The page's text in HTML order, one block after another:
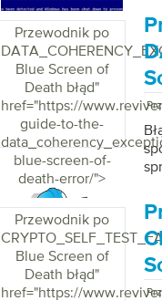
Przewodnik po
Blue Screen of
Death błąd"
href="https://
guide-to-the-
blue-screen-of-
death-error/">
Przewodnik po
Blue Screen of
Death błąd"
href="https://